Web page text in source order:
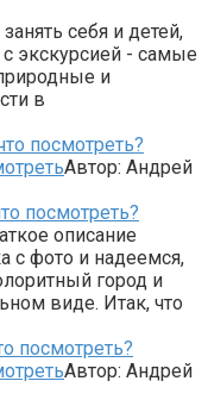
себя и детей,
с экскурсией - самые
и
в
посмотреть?
Автор: Андрей
описание
с фото и надеемся,
город и
виде. Итак, что
посмотреть?
Автор: Андрей